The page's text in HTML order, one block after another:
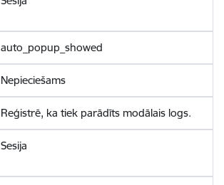
auto_popup_showed
Nepieciešams
Reģistrē, ka tiek parādīts modālais logs.
Sesija